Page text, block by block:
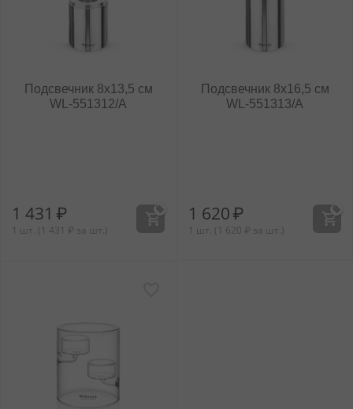
Подсвечник 8x13,5 см
WL‑551312/A
1 431 ₽
1 шт. ( 1 431 ₽ за шт.)
Подсвечник 8x16,5 см
WL‑551313/A
1 620₽
1 шт. ( 1 620 ₽ за шт.)